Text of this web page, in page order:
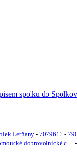
Letňany- 7079613 -
dobrovolnické c… -